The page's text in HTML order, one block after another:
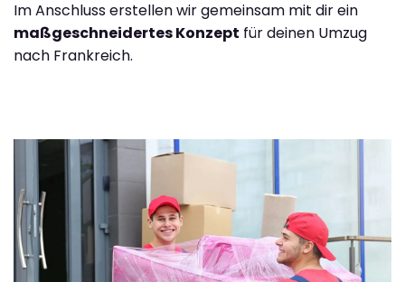
Im Anschluss erstellen wir gemeinsam mit dir ein
maßgeschneidertes Konzept für deinen Umzug
nach Frankreich.